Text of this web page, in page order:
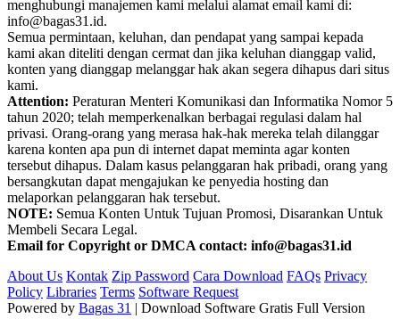
menghubungi manajemen kami melalui alamat email kami di:
info@bagas31.id.
Semua permintaan, keluhan, dan pendapat yang sampai kepada
kami akan diteliti dengan cermat dan jika keluhan dianggap valid,
konten yang dianggap melanggar hak akan segera dihapus dari situs
kami.
Attention: Peraturan Menteri Komunikasi dan Informatika Nomor 5
tahun 2020; telah memperkenalkan berbagai regulasi dalam hal
privasi. Orang-orang yang merasa hak-hak mereka telah dilanggar
karena konten apa pun di internet dapat meminta agar konten
tersebut dihapus. Dalam kasus pelanggaran hak pribadi, orang yang
bersangkutan dapat mengajukan ke penyedia hosting dan
melaporkan pelanggaran hak tersebut.
NOTE: Semua Konten Untuk Tujuan Promosi, Disarankan Untuk
Membeli Secara Legal.
Email for Copyright or DMCA contact: info@bagas31.id
About Us Kontak Zip Password Cara Download FAQs Privacy
Policy Libraries Terms Software Request
Powered by Bagas 31 | Download Software Gratis Full Version